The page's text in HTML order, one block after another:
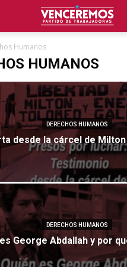
Humanos
HUMANOS
DERECHOS HUMANOS
desde la cárcel de
DERECHOS HUMANOS
George Abdallah y por